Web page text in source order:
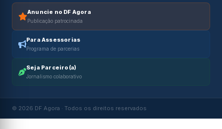
Anuncie no DF Agora
Publicação patrocinada
Para Assessorias
Programa de parcerias
Seja Parceiro(a)
Jornalismo colaborativo
© 2026 DF Agora · Todos os direitos reservados